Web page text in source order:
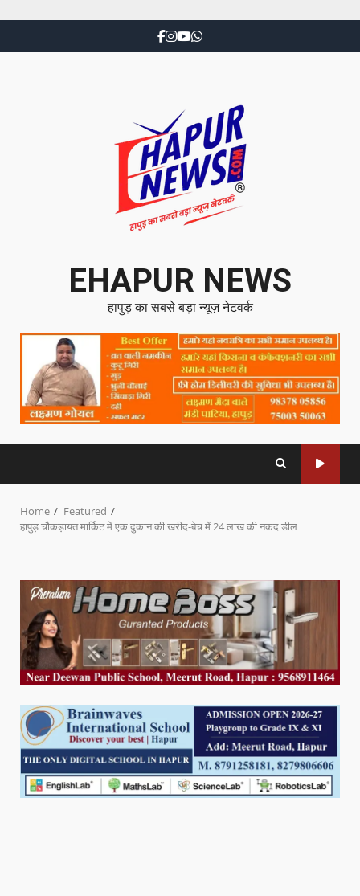
EHAPUR NEWS
हापुड़ का सबसे बड़ा न्यूज़ नेटवर्क
Home
Featured
हापुड़ चौकड़ायत मार्किट में एक दुकान की खरीद-बेच में 24 लाख की नकद डील